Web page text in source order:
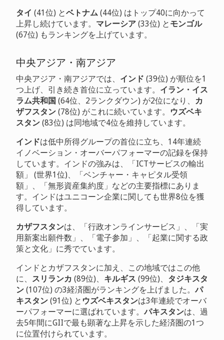
タイ (41位) とベトナム(44位) はトップ40に向かって
上昇し続けています。 マレーシア(33位) とモンゴル
(67位) もランキングを上げています。
中央アジア・南アジア
中央アジア・南アジアでは、 インド (39位) が順位を1
つ上げ、引き続き首位に立っています。 イラン・イス
ラム共和国 (64位、2ランクダウン) が2位になり、 カ
ザフスタン(78位) がこれに続いています。 ウズベキ
スタン(83位) は同地域で4位を維持しています。
インドは低中所得グループの首位に立ち、14年連続
イノベーション・オーバーパフォーマーの記録を保持
しています。インドの強みは、「ICTサービスの輸出
額」 (世界1位)、「ベンチャー・キャピタル受領
額」、「無形資産集約度」などの主要指標にありま
す。インドはユニコーン企業に関しても世界8位を獲
得しています。
カザフスタンは、「行政オンラインサービス」、「実
用新案出願件数」、「電子参加」、「起業に関する政
策と文化」に秀でています。
インドとカザフスタンに加え、この地域ではこの他
に、 スリランカ (89位)、 キルギス (99位)、 タジキスタ
ン(107位) の3経済圏がランキングを上げました。パ
キスタン(91位) と ウズベキスタンは3年連続でオーバ
ーパフォーマーに選ばれています。パキスタンは、過
去5年間にGIIで最も顕著な上昇を示した経済圏の1つ
に位置付けられています。